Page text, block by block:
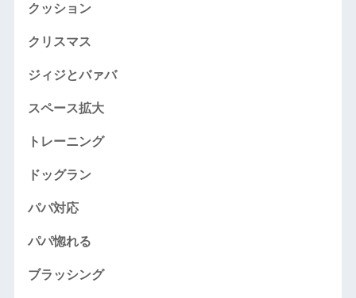
クッション
クリスマス
ジィジとバァバ
スペース拡大
トレーニング
ドッグラン
パパ対応
パパ惚れる
ブラッシング